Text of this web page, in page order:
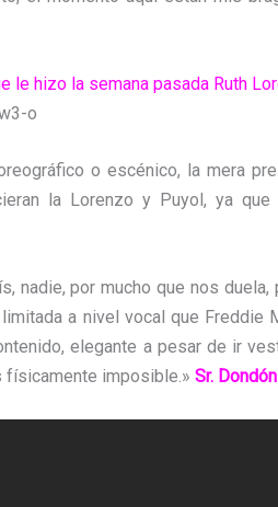
le hizo la semana pasada Ruth
o
o escénico, la mera
la Lorenzo y Puyol, ya
nadie, por mucho que nos
a nivel vocal que Freddie
elegante a pesar de ir
físicamente imposible.» Sr. Dondón